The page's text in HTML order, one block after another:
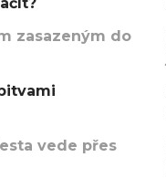
zasazeným do
vede přes